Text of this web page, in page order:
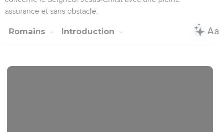
assurance et sans obstacle.
Romains Introduction